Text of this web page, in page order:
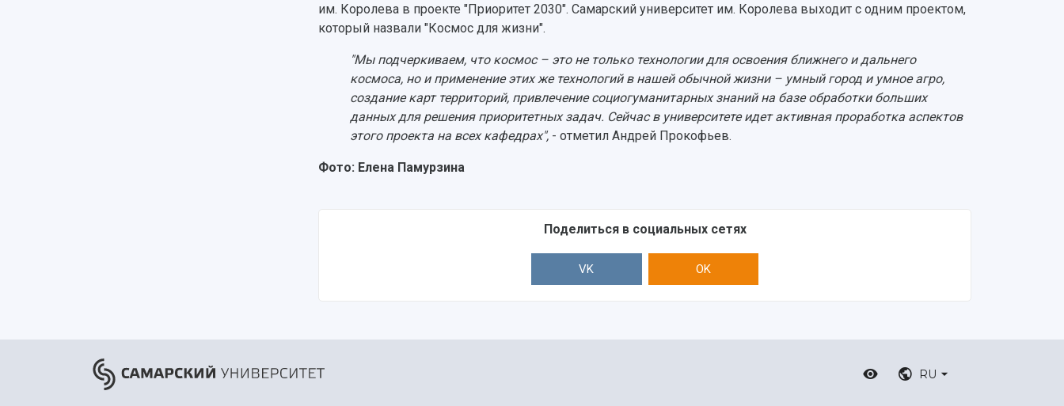
им. Королева в проекте "Приоритет 2030". Самарский университет им. Королева выходит с одним проектом,
который назвали "Космос для жизни".
"Мы подчеркиваем, что космос – это не только технологии для освоения ближнего и дальнего
космоса, но и применение этих же технологий в нашей обычной жизни – умный город и умное агро,
создание карт территорий, привлечение социогуманитарных знаний на базе обработки больших
данных для решения приоритетных задач. Сейчас в университете идет активная проработка аспектов
этого проекта на всех кафедрах", - отметил Андрей Прокофьев.
Фото: Елена Памурзина
Поделиться в социальных сетях
VK OK
RU